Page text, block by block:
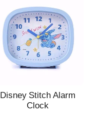
Disney Stitch Alarm
Clock